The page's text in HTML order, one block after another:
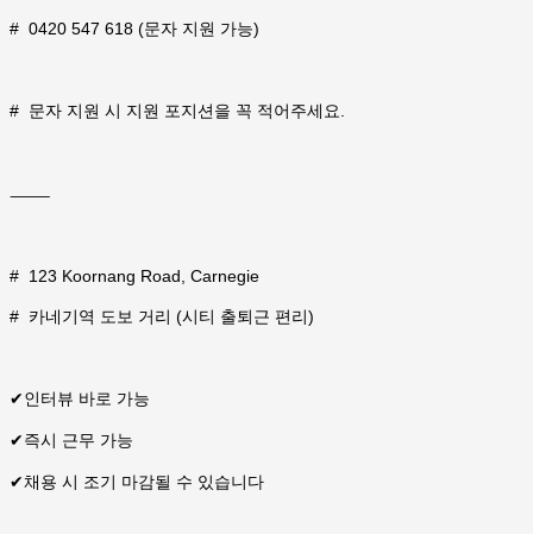
# 0420 547 618 (문자 지원 가능)
# 문자 지원 시 지원 포지션을 꼭 적어주세요.
⸻
# 123 Koornang Road, Carnegie
# 카네기역 도보 거리 (시티 출퇴근 편리)
✔인터뷰 바로 가능
✔즉시 근무 가능
✔채용 시 조기 마감될 수 있습니다